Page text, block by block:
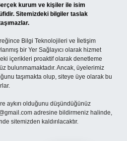
kurum ve kişiler ile isim
Sitemizdeki bilgiler taslak
Bilgi Teknolojileri ve İletişim
bir Yer Sağlayıcı olarak hizmet
içerikleri proaktif olarak denetleme
bulunmamaktadır. Ancak, üyelerimiz
taşımakta olup, siteye üye olarak bu
aykırı olduğunu düşündüğünüz
adresine bildirmeniz halinde,
sitemizden kaldırılacaktır.